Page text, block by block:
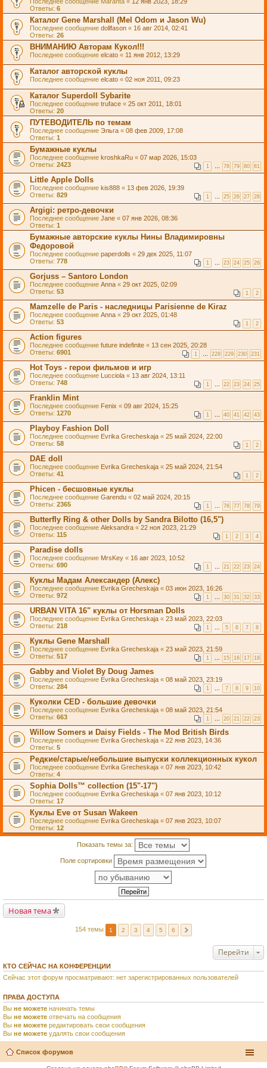
Ответы: 6
Каталог Gene Marshall (Mel Odom и Jason Wu)
Последнее сообщение dollfason « 16 авг 2014, 02:41
Ответы: 26
ВНИМАНИЮ Авторам Кукол!!!
Последнее сообщение elcato « 11 янв 2012, 13:29
Каталог авторской куклы
Последнее сообщение elcato « 02 ноя 2011, 09:23
Каталог Superdoll Sybarite
Последнее сообщение truface « 25 окт 2011, 18:01
Ответы: 20
ПУТЕВОДИТЕЛЬ по темам
Последнее сообщение Эльга « 08 фев 2009, 17:08
Ответы: 1
Бумажные куклы
Последнее сообщение kroshkaRu « 07 мар 2026, 15:03
Ответы: 2423 1 … 78 79 80 81
Little Apple Dolls
Последнее сообщение kis888 « 13 фев 2026, 19:39
Ответы: 829 1 … 25 26 27 28
Argigi: ретро-девочки
Последнее сообщение Jane « 07 янв 2026, 08:36
Ответы: 1
Бумажные авторские куклы Нины Владимировны
Федоровой
Последнее сообщение paperdolls « 29 дек 2025, 11:07
Ответы: 778 1 … 23 24 25 26
Gorjuss – Santoro London
Последнее сообщение Anna « 29 окт 2025, 02:09
Ответы: 53 1 2
Mamzelle de Paris - наследницы Parisienne de Kiraz
Последнее сообщение Anna « 29 окт 2025, 01:48
Ответы: 53 1 2
Action figures
Последнее сообщение future indefinite « 13 сен 2025, 20:28
Ответы: 6901 1 … 228 229 230 231
Hot Toys - герои фильмов и игр
Последнее сообщение Lucciola « 13 авг 2024, 13:11
Ответы: 748 1 … 22 23 24 25
Franklin Mint
Последнее сообщение Fenix « 09 авг 2024, 15:25
Ответы: 1270 1 … 40 41 42 43
Playboy Fashion Doll
Последнее сообщение Evrika Grecheskaja « 25 май 2024, 22:00
Ответы: 58 1 2
DAE doll
Последнее сообщение Evrika Grecheskaja « 25 май 2024, 21:54
Ответы: 41 1 2
Phicen - бесшовные куклы
Последнее сообщение Garendu « 02 май 2024, 20:15
Ответы: 2365 1 … 76 77 78 79
Butterfly Ring & other Dolls by Sandra Bilotto (16,5")
Последнее сообщение Aleksandra « 22 ноя 2023, 21:29
Ответы: 115 1 2 3 4
Paradise dolls
Последнее сообщение MrsKey « 16 авг 2023, 10:52
Ответы: 690 1 … 21 22 23 24
Куклы Мадам Александер (Алекс)
Последнее сообщение Evrika Grecheskaja « 03 июн 2023, 16:26
Ответы: 972 1 … 30 31 32 33
URBAN VITA 16" куклы от Horsman Dolls
Последнее сообщение Evrika Grecheskaja « 23 май 2023, 22:03
Ответы: 218 1 … 5 6 7 8
Куклы Gene Marshall
Последнее сообщение Evrika Grecheskaja « 23 май 2023, 21:59
Ответы: 517 1 … 15 16 17 18
Gabby and Violet By Doug James
Последнее сообщение Evrika Grecheskaja « 08 май 2023, 23:19
Ответы: 284 1 … 7 8 9 10
Куколки CED - большие девочки
Последнее сообщение Evrika Grecheskaja « 08 май 2023, 21:54
Ответы: 663 1 … 20 21 22 23
Willow Somers и Daisy Fields - The Mod British Birds
Последнее сообщение Evrika Grecheskaja « 22 янв 2023, 14:36
Ответы: 5
Редкие/старые/небольшие выпуски коллекционных кукол
Последнее сообщение Evrika Grecheskaja « 07 янв 2023, 10:42
Ответы: 4
Sophia Dolls™ collection (15"-17")
Последнее сообщение Evrika Grecheskaja « 07 янв 2023, 10:12
Ответы: 17
Куклы Eve от Susan Wakeen
Последнее сообщение Evrika Grecheskaja « 07 янв 2023, 10:07
Ответы: 12
Показать темы за:
Поле сортировки
Новая тема
154 темы 1 2 3 4 5 6
Перейти
КТО СЕЙЧАС НА КОНФЕРЕНЦИИ
Сейчас этот форум просматривают: нет зарегистрированных пользователей
ПРАВА ДОСТУПА
Вы не можете начинать темы
Вы не можете отвечать на сообщения
Вы не можете редактировать свои сообщения
Вы не можете удалять свои сообщения
Список форумов